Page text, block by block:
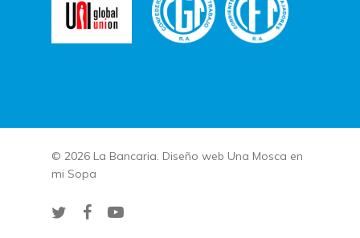
© 2026 La Bancaria. Diseño web Una Mosca en
mi Sopa
twitterfacebookyoutube